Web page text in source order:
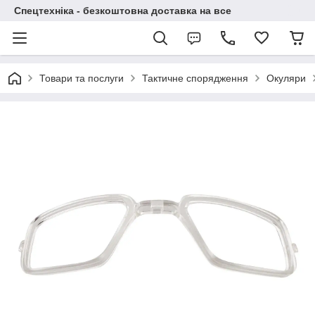
Спецтехніка - безкоштовна доставка на все
Товари та послуги Тактичне спорядження Окуляри